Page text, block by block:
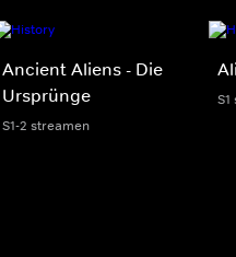
Ancient Aliens - Die
Ursprünge
S1-2 streamen